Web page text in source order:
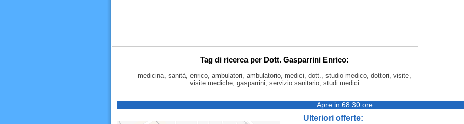
Tag di ricerca per Dott. Gasparrini Enrico:
medicina, sanità, enrico, ambulatori, ambulatorio, medici, dott., studio medico, dottori, visite,
visite mediche, gasparrini, servizio sanitario, studi medici
Apre in 68:30 ore
Ulteriori offerte: